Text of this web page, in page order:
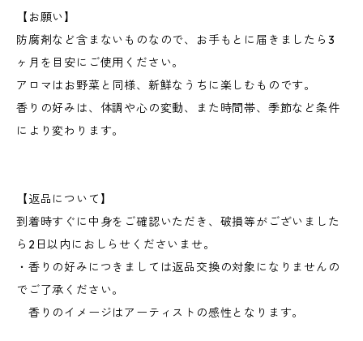
【お願い】
防腐剤など含まないものなので、お手もとに届きましたら3
ヶ月を目安にご使用ください。
アロマはお野菜と同様、新鮮なうちに楽しむものです。
香りの好みは、体調や心の変動、また時間帯、季節など条件
により変わります。
【返品について】
到着時すぐに中身をご確認いただき、破損等がございました
ら2日以内におしらせくださいませ。
・香りの好みにつきましては返品交換の対象になりませんの
でご了承ください。
香りのイメージはアーティストの感性となります。